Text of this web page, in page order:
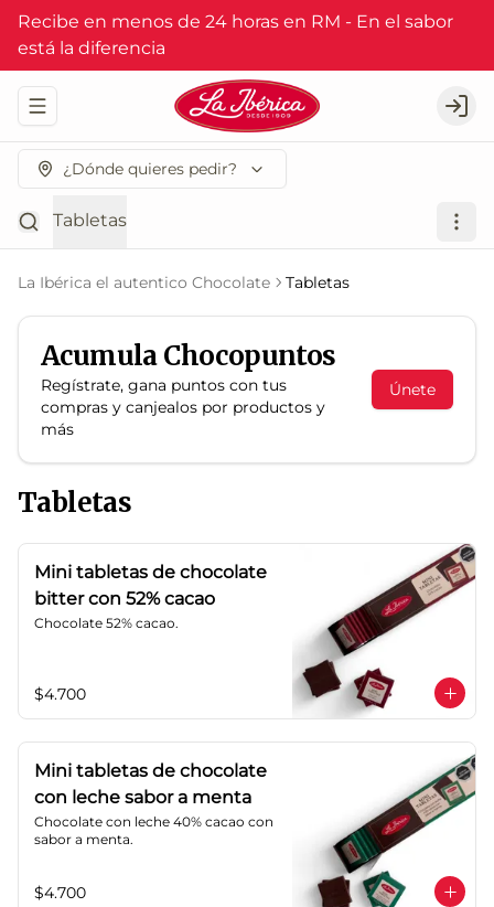
Recibe en menos de 24 horas en RM - En el sabor
está la diferencia
Abrir menu de navegación
¿Dónde quieres pedir?
Tabletas
La Ibérica el autentico Chocolate Tabletas
AcumulaChocopuntos
Regístrate, gana puntos con tus
compras y canjealos por productos y
más
Únete
Tabletas
Mini tabletas de chocolate
bitter con 52% cacao
Chocolate 52% cacao.
$4.700
Mini tabletas de chocolate
con leche sabor a menta
Chocolate con leche 40% cacao con
sabor a menta.
$4.700